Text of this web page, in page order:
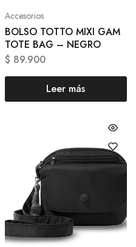
Accesorios
BOLSO TOTTO MIXI GAM
TOTE BAG – NEGRO
$ 89.900
Leer más